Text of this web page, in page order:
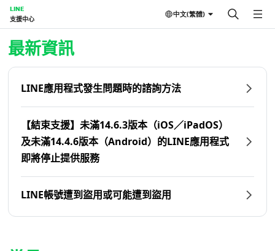
LINE
支援中心
中文(繁體)
首頁 | LINE支援中心
最新資訊
LINE應用程式發生問題時的諮詢方法
【結束支援】未滿14.6.3版本（iOS／iPadOS）
及未滿14.4.6版本（Android）的LINE應用程式
即將停止提供服務
LINE帳號遭到盜用或可能遭到盜用